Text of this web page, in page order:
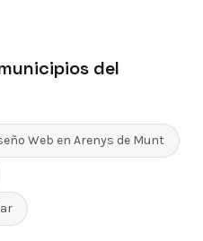
del
Web en Arenys de Munt